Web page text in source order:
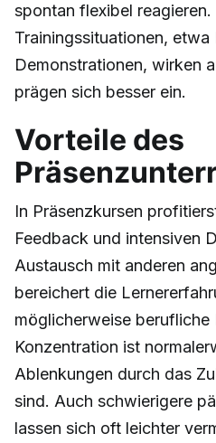
spontan flexibel reagieren.
Trainingssituationen,
Demonstrationen, wirken
prägen sich besser ein.
Vorteile des
In Präsenzkursen
Feedback und intensiven
Austausch mit anderen
bereichert die
möglicherweise berufliche
Konzentration ist
Ablenkungen durch das
sind. Auch schwierigere
lassen sich oft leichter